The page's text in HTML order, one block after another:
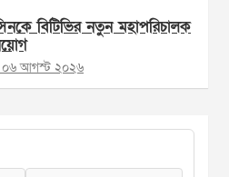
বিটিভির নতুন মহাপরিচালক
০৬ আগস্ট ২০২৬